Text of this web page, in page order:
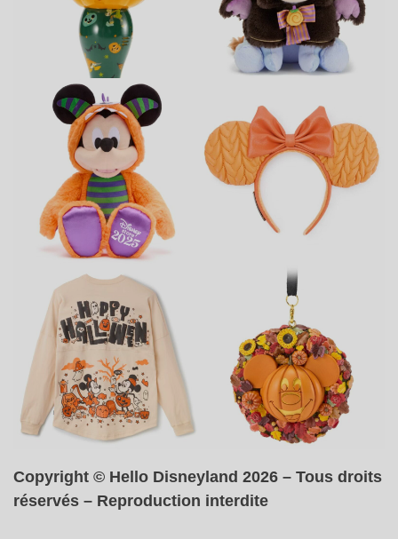
Copyright © Hello Disneyland 2026 – Tous droits
réservés – Reproduction interdite